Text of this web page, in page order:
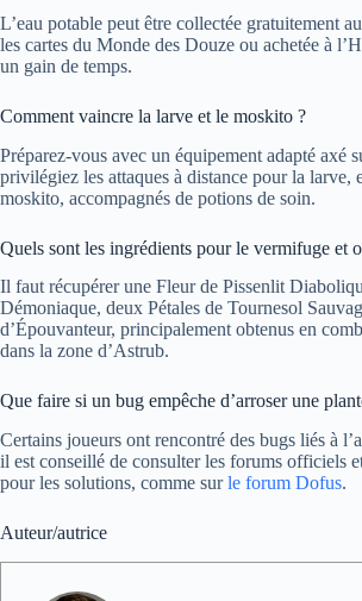
L’eau potable peut être collectée gratuitement
les cartes du Monde des Douze ou achetée à
un gain de temps.
Comment vaincre la larve et le moskito ?
Préparez-vous avec un équipement adapté axé
privilégiez les attaques à distance pour la larve,
moskito, accompagnés de potions de soin.
Quels sont les ingrédients pour le vermifuge et
Il faut récupérer une Fleur de Pissenlit
Démoniaque, deux Pétales de Tournesol
d’Épouvanteur, principalement obtenus en
dans la zone d’Astrub.
Que faire si un bug empêche d’arroser une
Certains joueurs ont rencontré des bugs liés à
il est conseillé de consulter les forums officiels
pour les solutions, comme surle forum Dofus.
Auteur/autrice